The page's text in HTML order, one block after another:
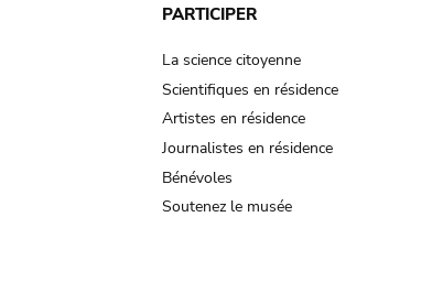
PARTICIPER
La science citoyenne
Scientifiques en résidence
Artistes en résidence
Journalistes en résidence
Bénévoles
Soutenez le musée